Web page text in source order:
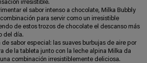
irresistible.
el sabor intenso a chocolate, Milka Bubbly
para servir como un irresistible
de estos trozos de chocolate el descanso más
del día.
sabor especial: las suaves burbujas de aire por
de la tableta junto con la leche alpina Milka da
combinación irresistiblemente deliciosa.